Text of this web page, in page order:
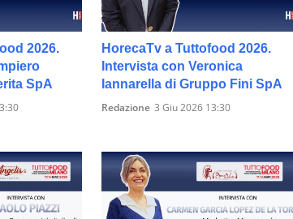
2026.
SpA
HorecaTv a Tuttofood 2026.
Intervista con Veronica
Iannarella di Gruppo Fini SpA
Redazione 3 Giu 2026 13:30